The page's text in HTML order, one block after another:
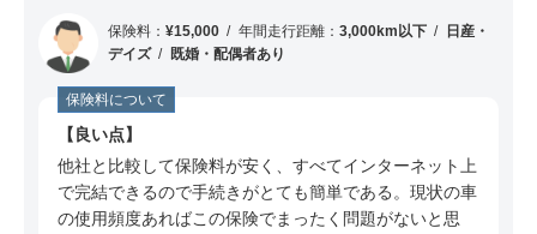
40代 男性（東京都）のSBI損保についての口コ
ミ
50代 男性（埼玉県）のSBI損保についての口コ
30代 男性（栃木県）のSBI損保についての口コ
ミ
保険料： ¥15,000 年間走行距離： 3,000km以下
日産・
デイズ
既婚・配偶者あり
保険料について
良い点
他社と比較して保険料が安く、すべてインターネット上
で完結できるので手続きがとても簡単である。現状の車
の使用頻度あればこの保険でまったく問題がないと思